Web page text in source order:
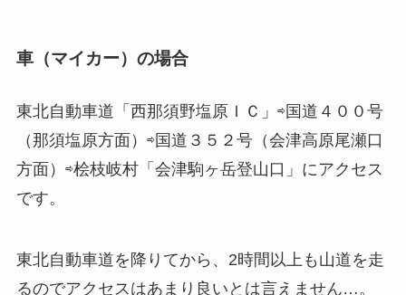
車（マイカー）の場合
東北自動車道「西那須野塩原ＩＣ」⇨国道４００号
（那須塩原方面）⇨国道３５２号（会津高原尾瀬口
方面）⇨桧枝岐村「会津駒ヶ岳登山口」にアクセス
です。
東北自動車道を降りてから、2時間以上も山道を走
るのでアクセスはあまり良いとは言えません…。